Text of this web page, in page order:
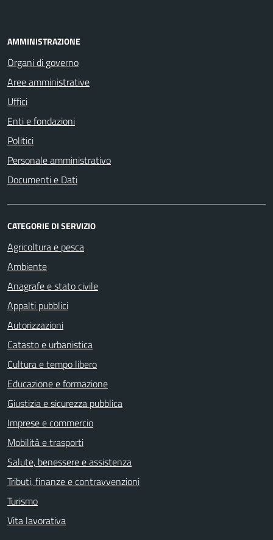
AMMINISTRAZIONE
Organi di governo
Aree amministrative
Uffici
Enti e fondazioni
Politici
Personale amministrativo
Documenti e Dati
CATEGORIE DI SERVIZIO
Agricoltura e pesca
Ambiente
Anagrafe e stato civile
Appalti pubblici
Autorizzazioni
Catasto e urbanistica
Cultura e tempo libero
Educazione e formazione
Giustizia e sicurezza pubblica
Imprese e commercio
Mobilità e trasporti
Salute, benessere e assistenza
Tributi, finanze e contravvenzioni
Turismo
Vita lavorativa